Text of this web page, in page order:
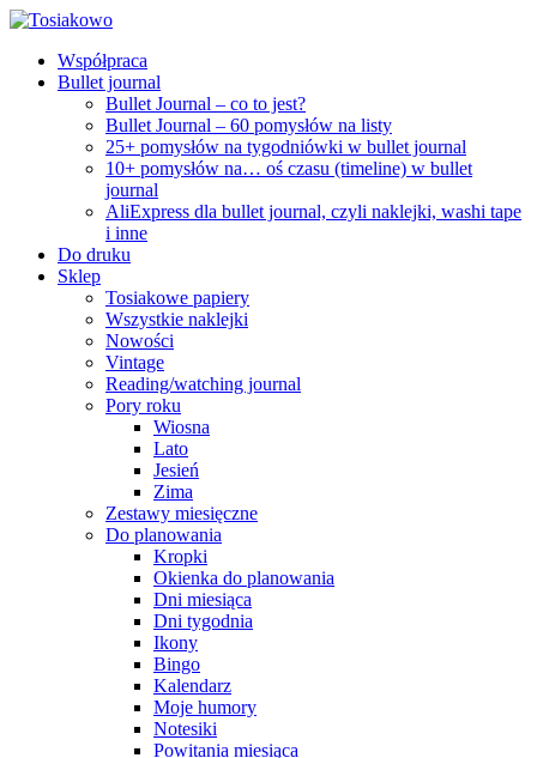
Współpraca
Bullet journal
Bullet Journal – co to jest?
Bullet Journal – 60 pomysłów na listy
25+ pomysłów na tygodniówki w bullet journal
10+ pomysłów na… oś czasu (timeline) w bullet
journal
AliExpress dla bullet journal, czyli naklejki, washi tape
i inne
Do druku
Sklep
Tosiakowe papiery
Wszystkie naklejki
Nowości
Vintage
Reading/watching journal
Pory roku
Wiosna
Lato
Jesień
Zima
Zestawy miesięczne
Do planowania
Kropki
Okienka do planowania
Dni miesiąca
Dni tygodnia
Ikony
Bingo
Kalendarz
Moje humory
Notesiki
Powitania miesiąca